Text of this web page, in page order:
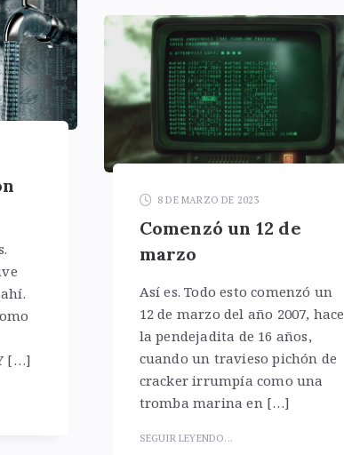
[…]
8 DE MARZO DE 2023
Comenzó un 12 de
marzo
Así es. Todo esto comenzó un
12 de marzo del año 2007, hace
la pendejadita de 16 años,
cuando un travieso pichón de
cracker irrumpía como una
tromba marina en […]
SEGUIR LEYENDO...